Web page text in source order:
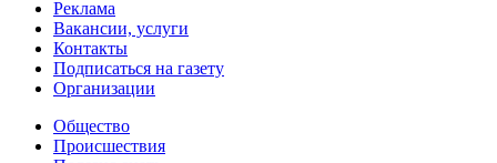
Реклама
Вакансии, услуги
Контакты
Подписаться на газету
Организации
Общество
Происшествия